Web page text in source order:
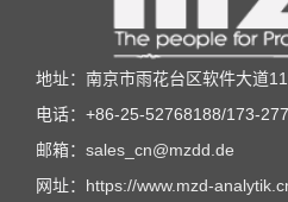
地址：南京市雨花台区软件大道
电话：+86-25-52768188/173-
邮箱： sales_cn@mzdd.de
网址： https://www.mzd-